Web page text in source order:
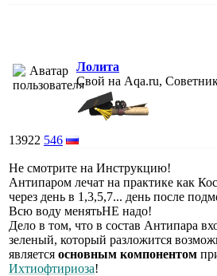
Лолита
Свой на Aqa.ru,
13922 546
Не смотрите на Инструкцию!
Антипаром лечат на практике как
через день в 1,3,5,7... день после
Всю воду менятьНЕ надо!
Дело в том, что в состав Антипара
зеленый, который разложится
является основным компонентом
Ихтиофтириоза!